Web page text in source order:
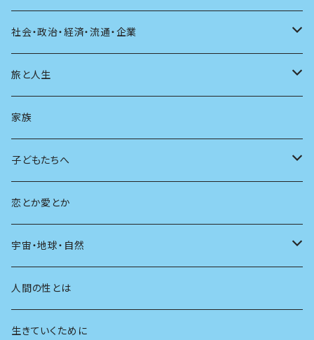
建築
スポーツ
AIと社会
広告
その他
アニメ
日本の芸能
童話
その他
人間関係
健康
育児
日常生活
学ぶ楽しみ
仕事のヒント
社会・政治・経済・流通・企業
過去
現在
未来
旅と人生
旅
人生
家族
子どもたちへ
教育
友達
学校
恋とか愛とか
宇宙・地球・自然
動物
植物
人間の性とは
生きていくために